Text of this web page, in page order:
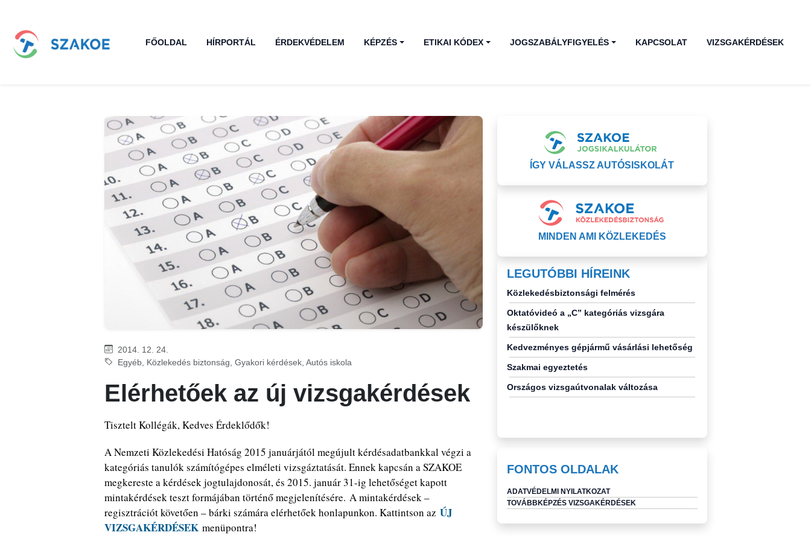
FŐOLDAL HÍRPORTÁL ÉRDEKVÉDELEM KÉPZÉS ETIKAI KÓDEX JOGSZABÁLYFIGYELÉS KAPCSOLAT VIZSGAKÉRDÉSEK
2014. 12. 24.
Egyéb, Közlekedés biztonság, Gyakori kérdések, Autós iskola
Elérhetőek az új vizsgakérdések
Tisztelt Kollégák, Kedves Érdeklődők!
A Nemzeti Közlekedési Hatóság 2015 januárjától megújult kérdésadatbankkal végzi a
kategóriás tanulók számítógépes elméleti vizsgáztatását. Ennek kapcsán a SZAKOE
megkereste a kérdések jogtulajdonosát, és 2015. január 31-ig lehetőséget kapott
mintakérdések teszt formájában történő megjelenítésére. A mintakérdések –
regisztrációt követően – bárki számára elérhetőek honlapunkon. Kattintson az ÚJ
VIZSGAKÉRDÉSEKmenüpontra!
ÍGY VÁLASSZ AUTÓSISKOLÁT
MINDEN AMI KÖZLEKEDÉS
LEGUTÓBBI HÍREINK
Közlekedésbiztonsági felmérés
Oktatóvideó a „C” kategóriás vizsgára
készülőknek
Kedvezményes gépjármű vásárlási lehetőség
Szakmai egyeztetés
Országos vizsgaútvonalak változása
FONTOS OLDALAK
ADATVÉDELMI NYILATKOZAT
TOVÁBBKÉPZÉS VIZSGAKÉRDÉSEK